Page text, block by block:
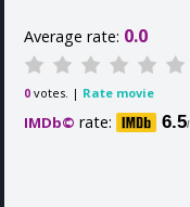
Average rate: 0.0
0 votes. | Rate movie
IMDb© rate: 6.5